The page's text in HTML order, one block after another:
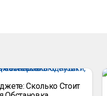
Сколько Стоит